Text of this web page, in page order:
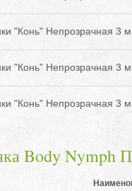
"Конь" Непрозрачная 3
"Конь" Непрозрачная 3
"Конь" Непрозрачная 3
Body Nymph